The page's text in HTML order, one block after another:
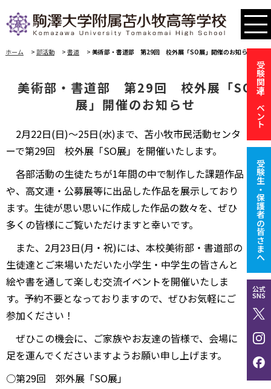
受験関連イベント
受験生・保護者の皆さまへ
公式
SNS
ホーム > 部活動 > 書道 > 美術部・書道部 第29回 校外展「SO展」開催のお知らせ
美術部・書道部 第29回 校外展「SO
展」開催のお知らせ
2月22日(日)〜25日(水)まで、苫小牧市民活動センタ
ーで第29回 校外展「SO展」を開催いたします。
各部活動の生徒たちが1年間の中で制作した課題作品
や、高文連・公募展等に出品した作品を展示しており
ます。生徒が思い思いに作成した作品の数々を、ぜひ
多くの皆様にご覧いただけますと幸いです。
また、2月23日(月・祝)には、本校美術部・書道部の
生徒達とご来場いただいた小学生・中学生の皆さんと
絵や書を通して楽しむ交流イベントを開催いたしま
す。予約不要となっておりますので、ぜひお気軽にご
参加ください！
ぜひこの機会に、ご家族やお友達の皆様で、会場に
足を運んでくださいますようお願い申し上げます。
○第29回 郊外展「SO展」